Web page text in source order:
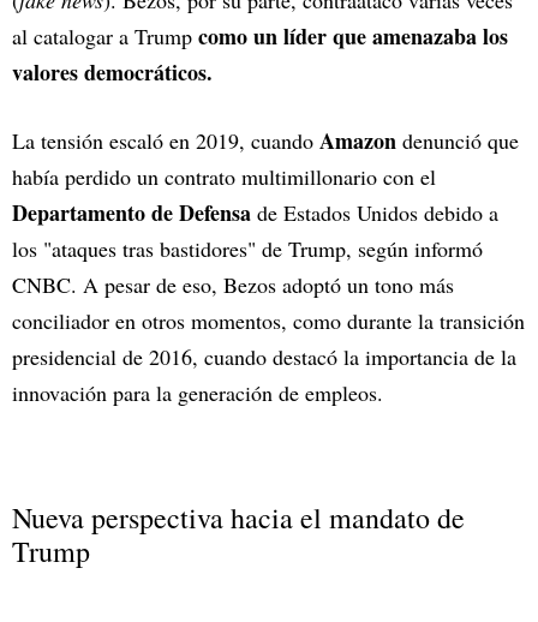
al catalogar a Trump como un líder que amenazaba los
valores democráticos.
La tensión escaló en 2019, cuando Amazon denunció que
había perdido un contrato multimillonario con el
Departamento de Defensa de Estados Unidos debido a
los "ataques tras bastidores" de Trump, según informó
CNBC. A pesar de eso, Bezos adoptó un tono más
conciliador en otros momentos, como durante la transición
presidencial de 2016, cuando destacó la importancia de la
innovación para la generación de empleos.
Nueva perspectiva hacia el mandato de
Trump